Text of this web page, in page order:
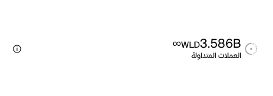
3.586B
WLD
∞
العملات المتداولة